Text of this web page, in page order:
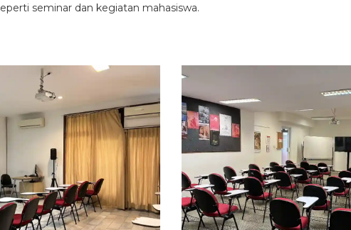
seminar dan kegiatan mahasiswa.